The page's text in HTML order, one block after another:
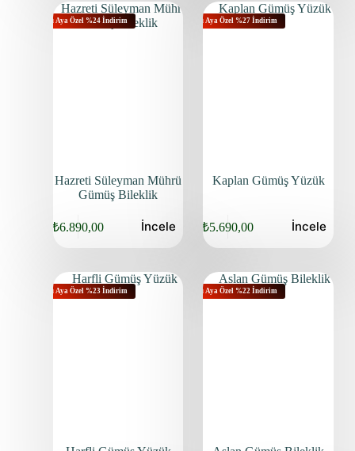
Bu Aya Özel %24 İndirim
Hazreti Süleyman Mührü
Gümüş Bileklik
₺6.890,00 İncele
Bu Aya Özel %27 İndirim
Kaplan Gümüş Yüzük
₺5.690,00 İncele
Bu Aya Özel %23 İndirim Bu Aya Özel %22 İndirim